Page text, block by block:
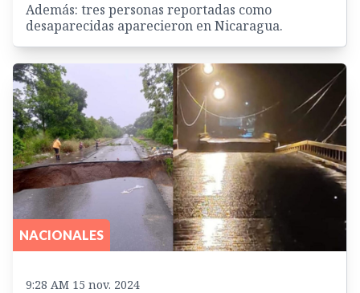
Además: tres personas reportadas como
desaparecidas aparecieron en Nicaragua.
NACIONALES
9:28 AM 15 nov. 2024